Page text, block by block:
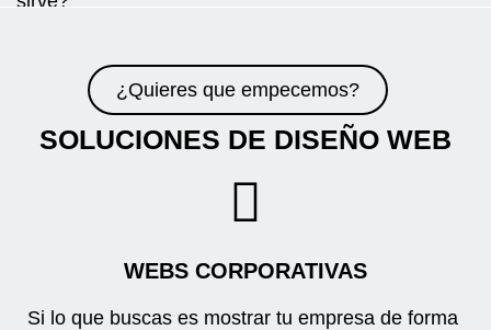
¿Quieres que empecemos?
SOLUCIONES DE DISEÑO WEB
WEBS CORPORATIVAS
Si lo que buscas es mostrar tu empresa de forma